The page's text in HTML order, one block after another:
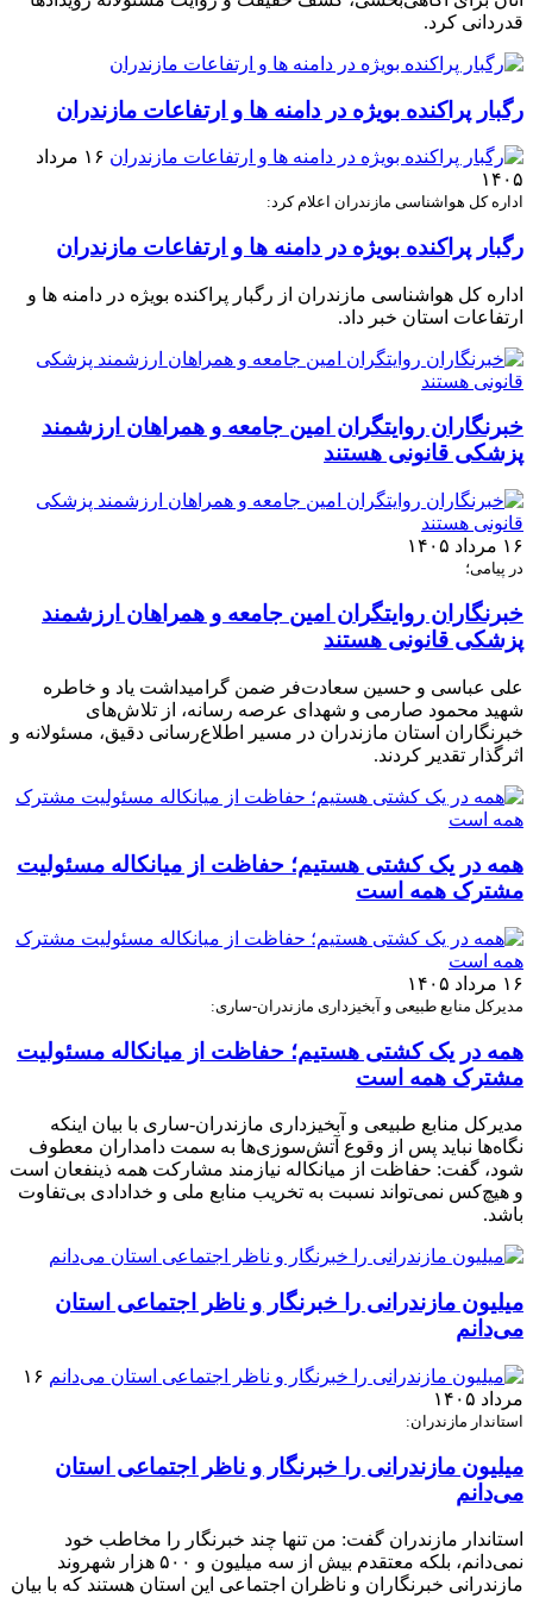
قدردانی کرد.
رگبار پراکنده بویژه در دامنه ها و ارتفاعات مازندران
۱۶ مرداد
۱۴۰۵
اداره کل هواشناسی مازندران اعلام کرد:
رگبار پراکنده بویژه در دامنه ها و ارتفاعات مازندران
اداره کل هواشناسی مازندران از رگبار پراکنده بویژه در دامنه ها و
ارتفاعات استان خبر داد.
خبرنگاران روایتگران امین جامعه و همراهان ارزشمند
پزشکی قانونی هستند
۱۶ مرداد ۱۴۰۵
در پیامی؛
خبرنگاران روایتگران امین جامعه و همراهان ارزشمند
پزشکی قانونی هستند
علی عباسی و حسین سعادت‌فر ضمن گرامیداشت یاد و خاطره
شهید محمود صارمی و شهدای عرصه رسانه، از تلاش‌های
خبرنگاران استان مازندران در مسیر اطلاع‌رسانی دقیق، مسئولانه و
اثرگذار تقدیر کردند.
همه در یک کشتی هستیم؛ حفاظت از میانکاله مسئولیت
مشترک همه است
۱۶ مرداد ۱۴۰۵
مدیرکل منابع طبیعی و آبخیزداری مازندران-ساری:
همه در یک کشتی هستیم؛ حفاظت از میانکاله مسئولیت
مشترک همه است
مدیرکل منابع طبیعی و آبخیزداری مازندران-ساری با بیان اینکه
نگاه‌ها نباید پس از وقوع آتش‌سوزی‌ها به سمت دامداران معطوف
شود، گفت: حفاظت از میانکاله نیازمند مشارکت همه ذینفعان است
و هیچ‌کس نمی‌تواند نسبت به تخریب منابع ملی و خدادادی بی‌تفاوت
باشد.
میلیون مازندرانی را خبرنگار و ناظر اجتماعی استان
می‌دانم
۱۶
مرداد ۱۴۰۵
استاندار مازندران:
میلیون مازندرانی را خبرنگار و ناظر اجتماعی استان
می‌دانم
استاندار مازندران گفت: من تنها چند خبرنگار را مخاطب خود
نمی‌دانم، بلکه معتقدم بیش از سه میلیون و ۵۰۰ هزار شهروند
مازندرانی خبرنگاران و ناظران اجتماعی این استان هستند که با بیان